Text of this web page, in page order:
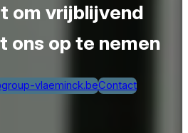
om vrijblijvend
ons op te nemen
vlaeminck.beContact